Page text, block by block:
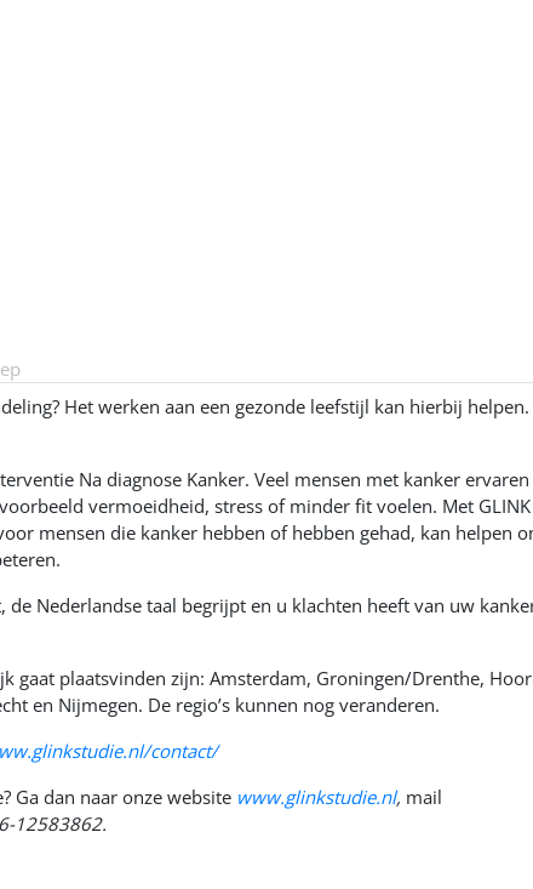
Het werken aan een gezonde leefstijl kan hierbij helpen.
Na diagnose Kanker. Veel mensen met kanker ervaren
vermoeidheid, stress of minder fit voelen. Met GLINK
mensen die kanker hebben of hebben gehad, kan helpen
Nederlandse taal begrijpt en u klachten heeft van uw
gaat plaatsvinden zijn: Amsterdam, Groningen/Drenthe,
en Nijmegen. De regio’s kunnen nog veranderen.
contact/
Ga dan naar onze website www.glinkstudie.nl, mail
12583862.